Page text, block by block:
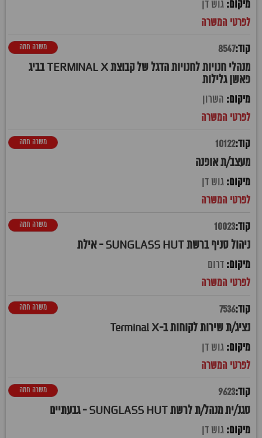
גוש דן
8547
מנהלי חנויות לחנויות הדגל של קבוצת TERMINAL X בביג
פאשן גלילות
משרה חמה
השרון
10122
מעצב/ת אופנה
משרה חמה
גוש דן
10023
ניהול סניף ברשת SUNGLASS HUT - אילת
משרה חמה
דרום
7536
נציג/ת שירות לקוחות ב-Terminal X
משרה חמה
גוש דן
9623
סגנ/ית מנהל/ת לרשת SUNGLASS HUT - גבעתיים
משרה חמה
גוש דן